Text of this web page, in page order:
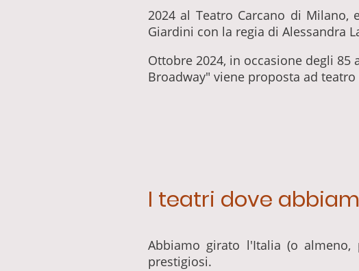
2024 al Teatro Carcano di Milano,
Giardini con la regia di Alessandra
Ottobre 2024, in occasione degli 85
Broadway" viene proposta ad
I teatri dove
Abbiamo girato l'Italia (o
prestigiosi.